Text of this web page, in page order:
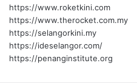
https://www.roketkini.com
https://www.therocket.com.my
https://selangorkini.my
https://ideselangor.com/
https://penanginstitute.org